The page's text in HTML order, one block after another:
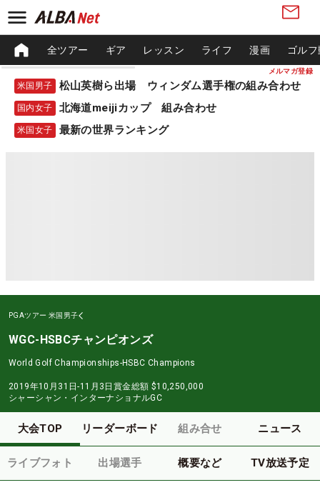
メルマガ登録
全ツアー ギア レッスン ライフ 漫画 ゴル
米国男子 松山英樹ら出場 ウィンダム選手権の組み合わせ
国内女子 北海道meijiカップ 組み合わせ
米国女子 最新の世界ランキング
PGAツアー 米国男子
WGC-HSBCチャンピオンズ
World Golf Championships-HSBC Champions
2019年10月31日-11月3日 賞金総額 $10,250,000
シャーシャン・インターナショナルGC
大会TOP リーダーボード 組み合せ ニュース
ライブフォト 出場選手 概要など TV放送予定